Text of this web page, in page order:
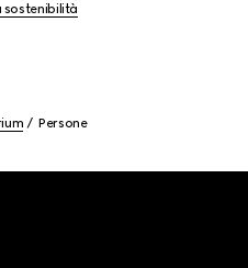
sostenibilità
Persone